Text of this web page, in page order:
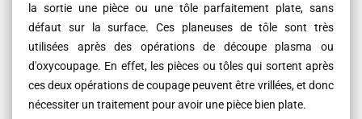
la sortie une pièce ou une tôle parfaitement plate, sans
défaut sur la surface. Ces planeuses de tôle sont très
utilisées après des opérations de découpe plasma ou
d'oxycoupage. En effet, les pièces ou tôles qui sortent après
ces deux opérations de coupage peuvent être vrillées, et donc
nécessiter un traitement pour avoir une pièce bien plate.